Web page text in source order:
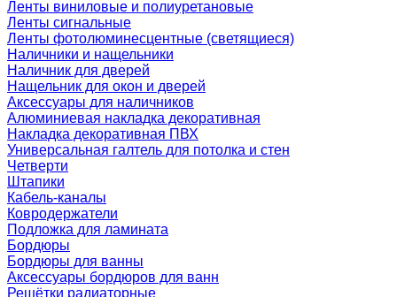
Ленты виниловые и полиуретановые
Ленты сигнальные
Ленты фотолюминесцентные (светящиеся)
Наличники и нащельники
Наличник для дверей
Нащельник для окон и дверей
Аксессуары для наличников
Алюминиевая накладка декоративная
Накладка декоративная ПВХ
Универсальная галтель для потолка и стен
Четверти
Штапики
Кабель-каналы
Ковродержатели
Подложка для ламината
Бордюры
Бордюры для ванны
Аксессуары бордюров для ванн
Решётки радиаторные